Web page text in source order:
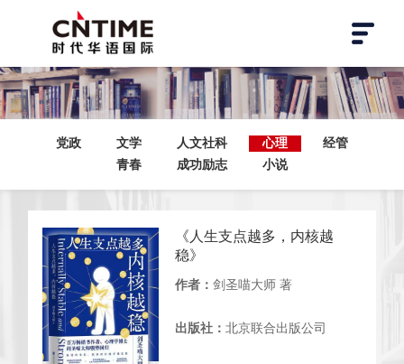
党政 文学 人文社科 心理
经管
青春
成功励志 小说
《人生支点越多，内核越
稳》
作者：剑圣喵大师 著
出版社：北京联合出版公司